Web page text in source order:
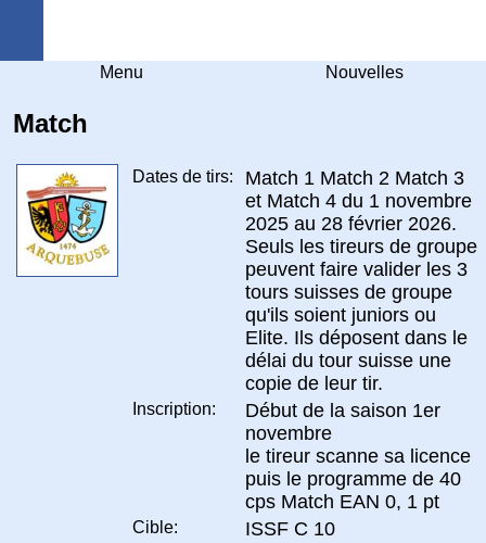
Menu Nouvelles
Match
Dates de tirs:
Match 1 Match 2 Match 3
et Match 4 du 1 novembre
2025 au 28 février 2026.
Seuls les tireurs de groupe
peuvent faire valider les 3
tours suisses de groupe
qu'ils soient juniors ou
Elite. Ils déposent dans le
délai du tour suisse une
copie de leur tir.
Inscription:
Début de la saison 1er
novembre
le tireur scanne sa licence
puis le programme de 40
cps Match EAN 0, 1 pt
Cible: ISSF C 10